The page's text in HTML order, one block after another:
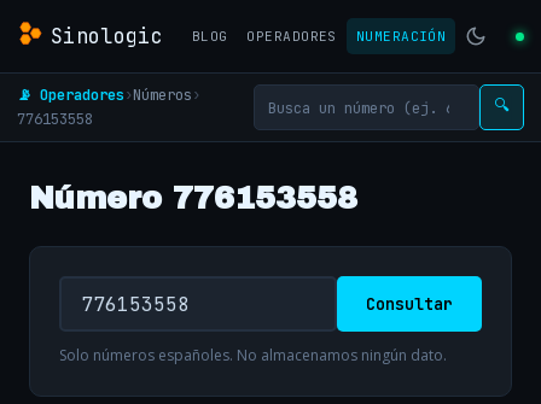
Sinologic BLOG OPERADORES NUMERACIÓN
📡 Operadores›Números›
776153558
🔍
Número 776153558
Consultar
Solo números españoles. No almacenamos ningún dato.